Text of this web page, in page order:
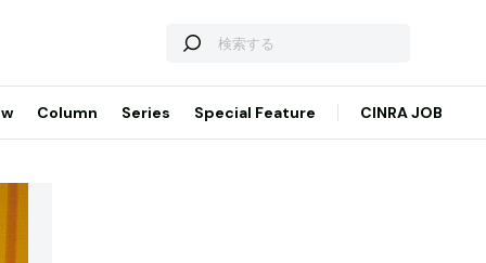
Column Series Special Feature CINRA JOB